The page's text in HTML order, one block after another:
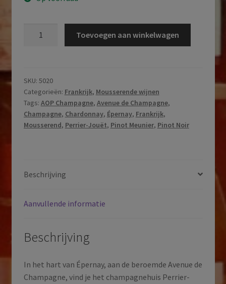
Brut
|
AOP
Champagne
|
aantal
Toevoegen aan winkelwagen
SKU: 5020
Categorieën: Frankrijk, Mousserende wijnen
Tags: AOP Champagne, Avenue de Champagne,
Champagne, Chardonnay, Épernay, Frankrijk,
Mousserend, Perrier-Jouët, Pinot Meunier, Pinot Noir
Beschrijving
Aanvullende informatie
Beschrijving
In het hart van Épernay, aan de beroemde Avenue de
Champagne, vind je het champagnehuis Perrier-